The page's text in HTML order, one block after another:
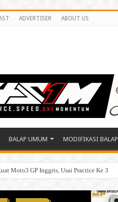
ADVERTISER ABOUT US
BALAP UMUM MODIFIKASI BALAP
Moto3 GP Inggris, Usai Practice Ke 3